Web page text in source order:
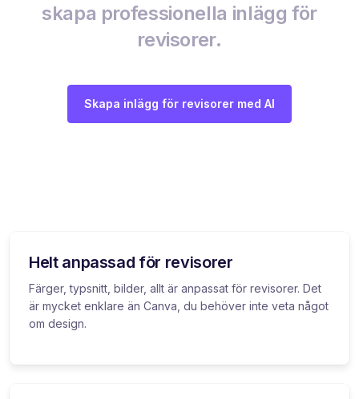
skapa professionella inlägg för
revisorer.
Skapa inlägg för revisorer med AI
Helt anpassad för revisorer
Färger, typsnitt, bilder, allt är anpassat för revisorer. Det
är mycket enklare än Canva, du behöver inte veta något
om design.